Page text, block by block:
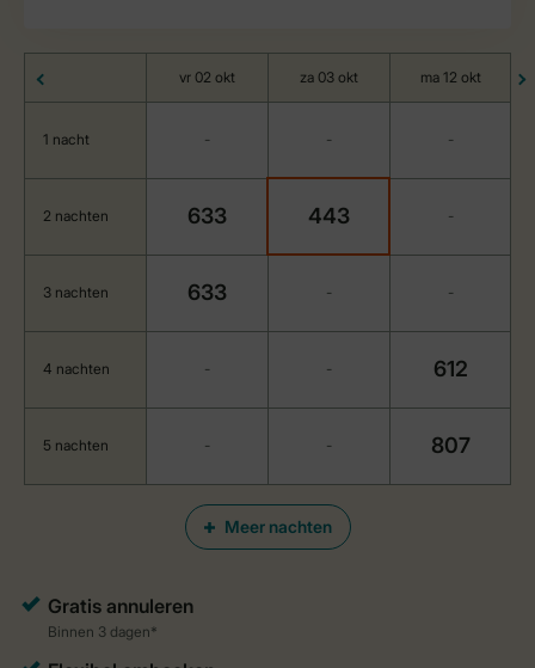
Meer nachten
vr 02 okt za 03 okt ma 12 okt
1 nacht - - -
2 nachten 633 443 -
3 nachten 633 - -
4 nachten - - 612
5 nachten - - 807